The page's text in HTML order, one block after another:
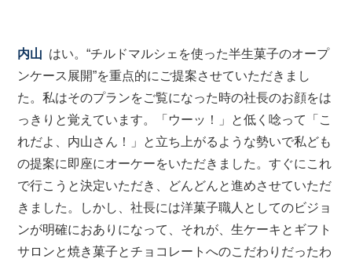
内山 はい。“チルドマルシェを使った半生菓子のオープ
ンケース展開”を重点的にご提案させていただきまし
た。私はそのプランをご覧になった時の社長のお顔をは
っきりと覚えています。「ウーッ！」と低く唸って「こ
れだよ、内山さん！」と立ち上がるような勢いで私ども
の提案に即座にオーケーをいただきました。すぐにこれ
で行こうと決定いただき、どんどんと進めさせていただ
きました。しかし、社長には洋菓子職人としてのビジョ
ンが明確におありになって、それが、生ケーキとギフト
サロンと焼き菓子とチョコレートへのこだわりだったわ